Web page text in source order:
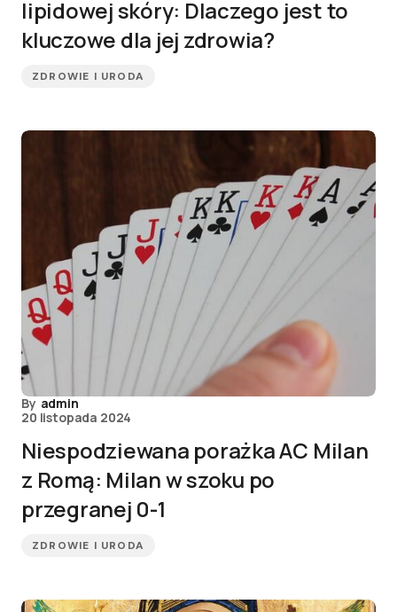
lipidowej skóry: Dlaczego jest to
kluczowe dla jej zdrowia?
ZDROWIE I URODA
By admin
20 listopada 2024
Niespodziewana porażka AC Milan
z Romą: Milan w szoku po
przegranej 0-1
ZDROWIE I URODA